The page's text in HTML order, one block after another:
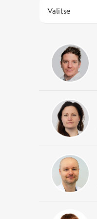
Valitse